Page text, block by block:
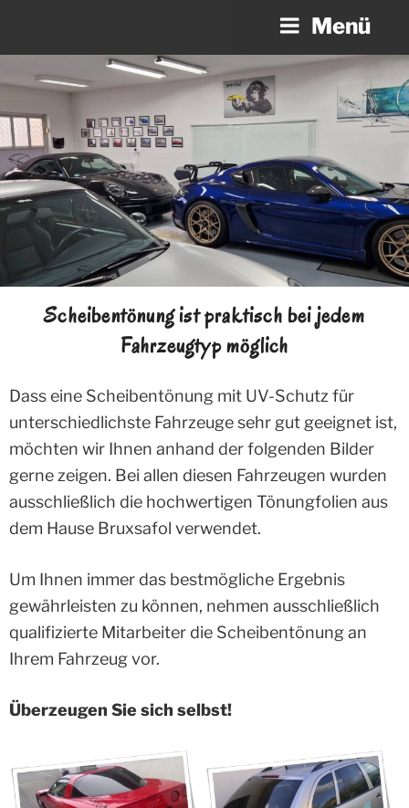
springen
Menü
Scheibentönung ist praktisch bei jedem
Fahrzeugtyp möglich
Dass eine Scheibentönung mit UV-Schutz für
unterschiedlichste Fahrzeuge sehr gut geeignet ist,
möchten wir Ihnen anhand der folgenden Bilder
gerne zeigen. Bei allen diesen Fahrzeugen wurden
ausschließlich die hochwertigen Tönungfolien aus
dem Hause Bruxsafol verwendet.
Um Ihnen immer das bestmögliche Ergebnis
gewährleisten zu können, nehmen ausschließlich
qualifizierte Mitarbeiter die Scheibentönung an
Ihrem Fahrzeug vor.
Überzeugen Sie sich selbst!